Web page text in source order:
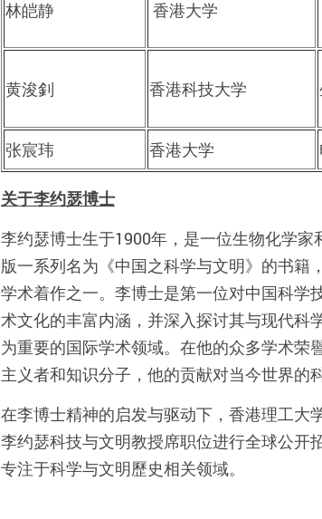
林皑静 香港大学
黄浚釗 香港科技大学
张宸玮 香港大学
关于李约瑟博士
李约瑟博士生于1900年，是一位生物化学
版一系列名为《中国之科学与文明》的书籍
学术着作之一。李博士是第一位对中国科学
术文化的丰富内涵，并深入探讨其与现代科
为重要的国际学术领域。在他的众多学术荣
主义者和知识分子，他的贡献对当今世界的
在李博士精神的启发与驱动下，香港理工大
李约瑟科技与文明教授席职位进行全球公开
专注于科学与文明歷史相关领域。